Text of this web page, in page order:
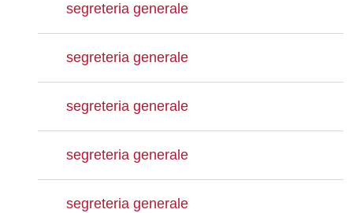
segreteria generale
segreteria generale
segreteria generale
segreteria generale
segreteria generale